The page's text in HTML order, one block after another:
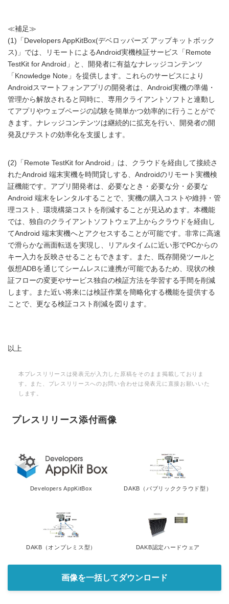
≪補足≫
(1)「Developers AppKitBox(デベロッパーズ アップキットボック
ス)」では、リモートによるAndroid実機検証サービス「Remote
TestKit for Android」と、開発者に有益なナレッジコンテンツ
「Knowledge Note」を提供します。これらのサービスにより
Androidスマートフォンアプリの開発者は、Android実機の準備・
管理から解放されると同時に、専用クライアントソフトと連動し
てアプリやウェブページの試験を簡単かつ効率的に行うことがで
きます。ナレッジコンテンツは継続的に拡充を行い、開発者の開
発及びテストの効率化を支援します。
(2)「Remote TestKit for Android」は、クラウドを経由して接続さ
れたAndroid 端末実機を時間貸しする、Androidのリモート実機検
証機能です。アプリ開発者は、必要なとき・必要な分・必要な
Android 端末をレンタルすることで、実機の購入コストや維持・管
理コスト、環境構築コストを削減することが見込めます。本機能
では、独自のクライアントソフトウェア上からクラウドを経由し
てAndroid 端末実機へとアクセスすることが可能です。非常に高速
で滑らかな画面転送を実現し、リアルタイムに近い形でPCからの
キー入力を反映させることもできます。また、既存開発ツールと
仮想ADBを通じてシームレスに連携が可能であるため、現状の検
証フローの変更やサービス独自の検証方法を学習する手間を削減
します。また近い将来には検証作業を簡略化する機能を提供する
ことで、更なる検証コスト削減を図ります。
以上
本プレスリリースは発表元が入力した原稿をそのまま掲載しておりま
す。また、プレスリリースへのお問い合わせは発表元に直接お願いいた
します。
プレスリリース添付画像
Developers AppKitBox DAKB（パブリッククラウド型）
DAKB（オンプレミス型） DAKB認定ハードウェア
画像を一括してダウンロード